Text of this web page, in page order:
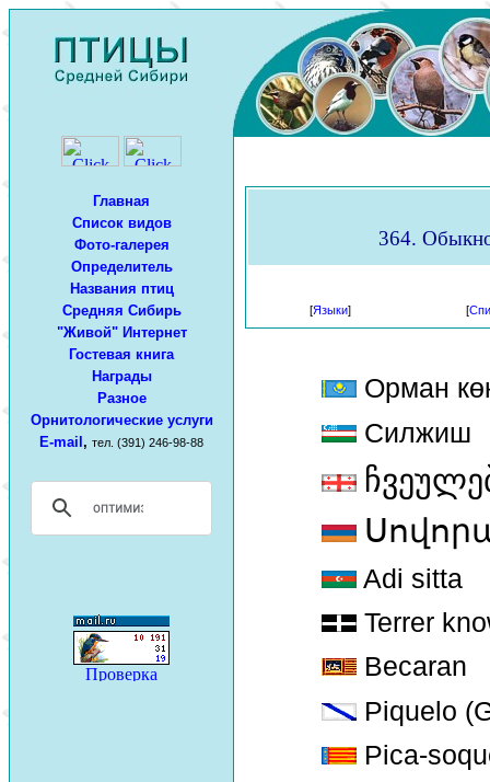
Главная
Список видов
Фото-галерея
Определитель
Названия птиц
Средняя Сибирь
"Живой" Интернет
Гостевая книга
Награды
Разное
Орнитологические услуги
E-mail , тел. (391) 246-98-88
364.
[Языки] [
Орман
Силжиш
Adi sitta
Terrer
Becaran
Piquelo
Pica-